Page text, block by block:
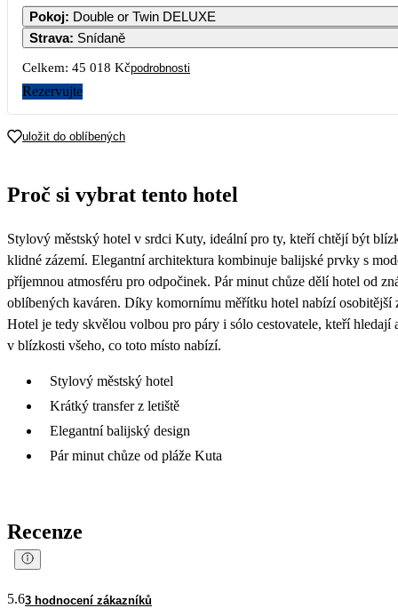
22 509 23 299 22 669 22 669 28
48 999 39 219 38 459
Pokoj: Double or Twin DELUXE
Strava: Snídaně
Celkem: 45 018 Kčpodrobnosti
Rezervujte
uložit do oblíbených
Proč si vybrat tento hotel
Stylový městský hotel v srdci Kuty, ideální pro ty, kteří chtějí být
klidné zázemí. Elegantní architektura kombinuje balijské prvky s
příjemnou atmosféru pro odpočinek. Pár minut chůze dělí hotel od
oblíbených kaváren. Díky komornímu měřítku hotel nabízí osobitější
Hotel je tedy skvělou volbou pro páry i sólo cestovatele, kteří hledají
v blízkosti všeho, co toto místo nabízí.
Stylový městský hotel
Krátký transfer z letiště
Elegantní balijský design
Pár minut chůze od pláže Kuta
Recenze
5.63 hodnocení zákazníků